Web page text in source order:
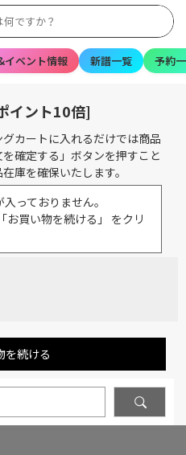
イベント情報 新譜一覧 予約
イント10倍]
カートに入れるだけでは商品
確定する」ボタンを押すこと
庫を確保いたします。
っておりません。
お買い物を続ける」 をクリ
を続ける